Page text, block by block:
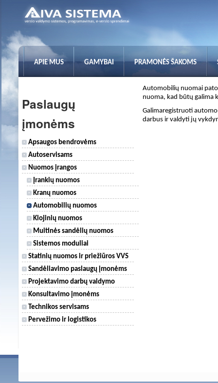
APIE MUS GAMYBAI PRAMONĖS ŠAKOMS
Paslaugų
įmonėms
Apsaugos bendrovėms
Autoservisams
Nuomos įrangos
Įrankių nuomos
Kranų nuomos
Automobilių nuomos
Klojinių nuomos
Muitinės sandėlių nuomos
Sistemos moduliai
Statinių nuomos ir priežiūros VVS
Sandėliavimo paslaugų įmonėms
Projektavimo darbų valdymo
Konsultavimo įmonėms
Technikos servisams
Pervežimo ir logistikos
Automobilių nuomai
nuoma, kad būtų galima
Galimaregistruoti
darbus ir valdyti jų